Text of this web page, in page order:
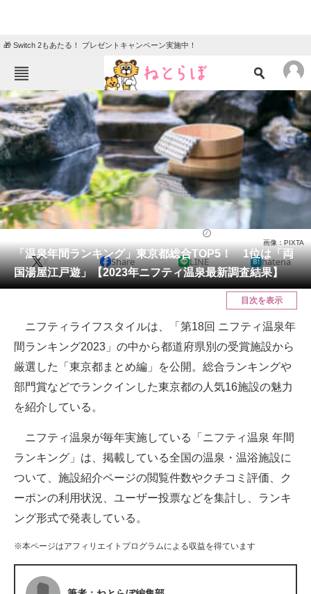
🎁 Switch 2もあたる！ プレゼントキャンペーン実施中！
ねとらぼメニュー
TOP ニュース
エンタメ クイズ
グルメ 地域
住まい 教育・育児
動物 リサーチ
会員記事
メディア
ITの今と未来を見通す
スマホと通信の最新トレンド
進化するPCとデバイスの未来
好きが集まる 比べて選べる
ビジネスと働き方のヒント
企業ITのトレンドを詳説
経営リーダーのコミュニティ
マーケ×ITの今がよく分かる
「温泉年間ランキング」東京都総合TOP5！ 1位は「両
国湯屋江戸遊」【2023年ニフティ温泉最新調査結果】
画像：PIXTA
X Share LINE hatena
目次を表示
ニフティライフスタイルは、「第18回 ニフティ温泉年
間ランキング2023」の中から都道府県別の受賞施設から
厳選した「東京都まとめ編」を公開。総合ランキングや
部門賞などでランクインした東京都の人気16施設の魅力
を紹介している。
ニフティ温泉が毎年実施している「ニフティ温泉 年間
ランキング」は、掲載している全国の温泉・温浴施設に
ついて、施設紹介ページの閲覧件数やクチコミ評価、ク
ーポンの利用状況、ユーザー投票などを集計し、ランキ
ング形式で発表している。
※本ページはアフィリエイトプログラムによる収益を得ています